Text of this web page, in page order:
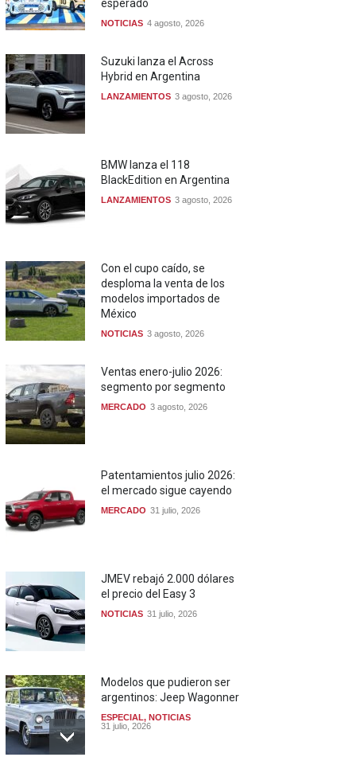
esperado
NOTICIAS 4 agosto, 2026
Suzuki lanza el Across
Hybrid en Argentina
LANZAMIENTOS 3 agosto, 2026
BMW lanza el 118
BlackEdition en Argentina
LANZAMIENTOS 3 agosto, 2026
Con el cupo caído, se
desploma la venta de los
modelos importados de
México
NOTICIAS 3 agosto, 2026
Ventas enero-julio 2026:
segmento por segmento
MERCADO 3 agosto, 2026
Patentamientos julio 2026:
el mercado sigue cayendo
MERCADO 31 julio, 2026
JMEV rebajó 2.000 dólares
el precio del Easy 3
NOTICIAS 31 julio, 2026
Modelos que pudieron ser
argentinos: Jeep Wagonner
ESPECIAL, NOTICIAS
31 julio, 2026